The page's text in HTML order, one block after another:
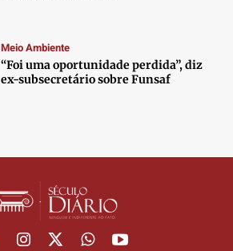
Meio Ambiente
“Foi uma oportunidade perdida”, diz
ex-subsecretário sobre Funsaf